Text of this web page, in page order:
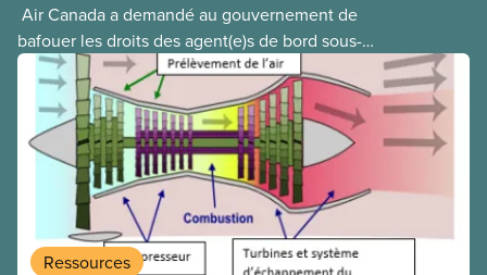
​ Air Canada a demandé au gouvernement de
bafouer les droits des agent(e)s de bord sous-
payé(e)s d’Air Canada protégés par la Charte. La
ministre de l’Emploi, Patty Hajdu, n’a attendu que
quelques heures pour accéder à cette demande de
l’entreprise. Le gouvernement libéral a invoqué
l’article 107 du Code canadien du travail pour
freiner la grève des agent(e)s de bord d’Air Canada,
qui luttaient pour mettre fin au travail non payé et
aux salaires de misère.
Ressources